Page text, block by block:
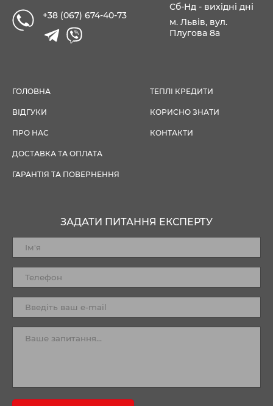
+38 (067) 674-40-73
Сб-Нд - вихідні дні
м. Львів, вул.
Плугова 8а
ГОЛОВНА
ВІДГУКИ
ПРО НАС
ДОСТАВКА ТА ОПЛАТА
ГАРАНТІЯ ТА ПОВЕРНЕННЯ
ТЕПЛІ КРЕДИТИ
КОРИСНО ЗНАТИ
КОНТАКТИ
ЗАДАТИ ПИТАННЯ ЕКСПЕРТУ